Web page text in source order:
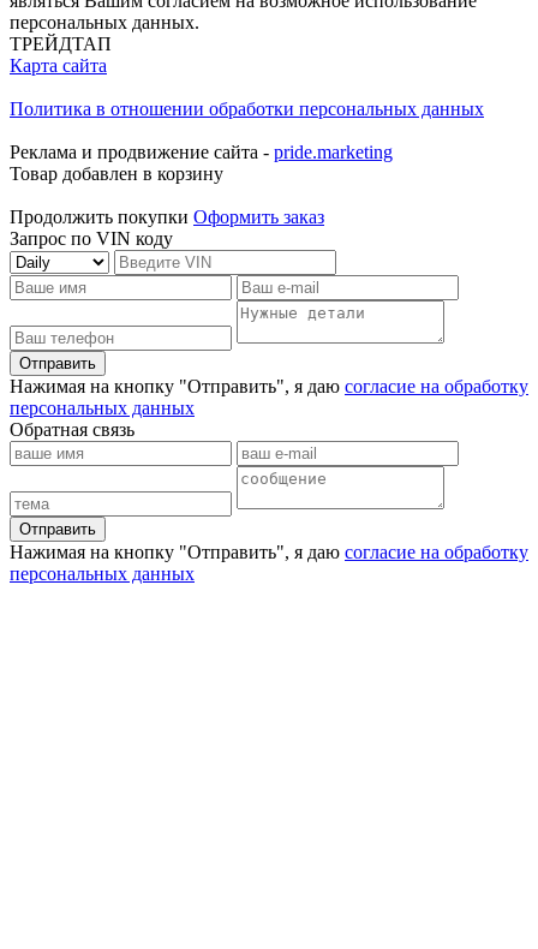
персональных данных.
ТРЕЙДТАП
Карта сайта
Политика в отношении обработки персональных данных
Реклама и продвижение сайта - pride.marketing
Товар добавлен в корзину
Продолжить покупки Оформить заказ
Запрос по VIN коду
Отправить
Нажимая на кнопку "Отправить", я даю согласие на обработку
персональных данных
Обратная связь
Отправить
Нажимая на кнопку "Отправить", я даю согласие на обработку
персональных данных